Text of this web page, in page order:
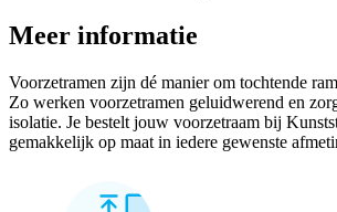
Meer informatie
Voorzetramen zijn dé manier om tochtende
Zo werken voorzetramen geluidwerend en
isolatie. Je bestelt jouw voorzetraam bij
gemakkelijk op maat in iedere gewenste